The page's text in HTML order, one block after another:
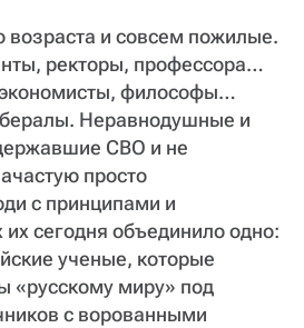
и совсем пожилые.
ректоры, профессора…
философы…
Неравнодушные и
СВО и не
просто
с принципами и
сегодня объединило одно:
ученые, которые
«русскому миру» под
с ворованными